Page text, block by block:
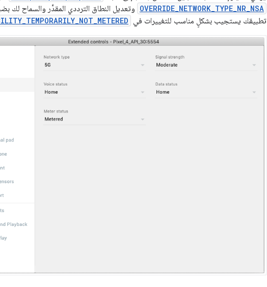
OVERRIDE_NETWORK_TYPE_NR_NSA وتعديل النطاق الترددي المقدَّر والسماح لك
تطبيقك يستجيب بشكلٍ مناسب للتغييرات في